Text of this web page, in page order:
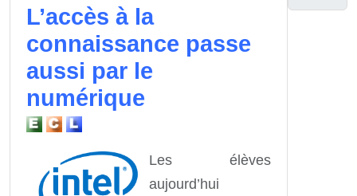
L’accès à la
connaissance passe
aussi par le
numérique
Les élèves
aujourd’hui